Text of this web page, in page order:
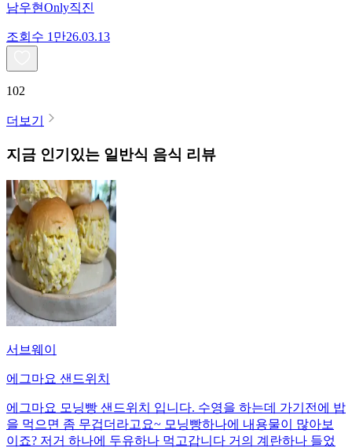
남우현Only직진
조회수 1만26.03.13
102
더보기
지금 인기있는 일반식 음식 리뷰
서브웨이
에그마요 샌드위치
에그마요 모닝빵 샌드위치 입니다. 수영을 하는데 가기전에 밥
을 먹으면 좀 무겁더라고요~ 모닝빵하나에 내용물이 많아보
이죠? 저거 하나에 두유하나 먹고갑니다 거의 계란하나 들었